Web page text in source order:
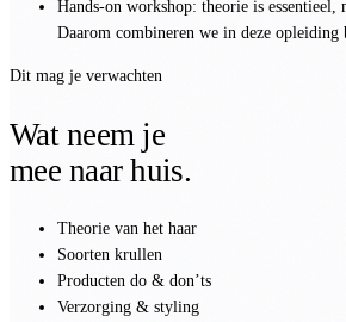
Hands-on workshop: theorie is essentieel,
Daarom combineren we in deze opleiding
Dit mag je verwachten
Wat neem je
mee naar huis.
Theorie van het haar
Soorten krullen
Producten do & don’ts
Verzorging & styling